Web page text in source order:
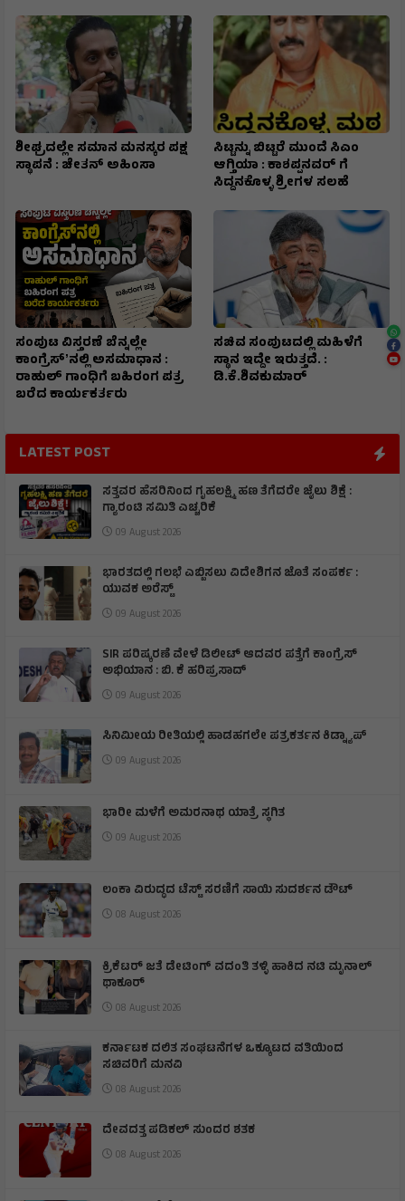
ಶೀಘ್ರದಲ್ಲೇ ಸಮಾನ ಮನಸ್ಕರ ಪಕ್ಷ
ಸ್ಥಾಪನೆ : ಚೇತನ್ ಅಹಿಂಸಾ
ಸಿಟ್ಟನ್ನು ಬಿಟ್ಟರೆ ಮುಂದೆ ಸಿಎಂ
ಆಗ್ತಿಯಾ : ಕಾಶಪ್ಪನವರ್ ಗೆ
ಸಿದ್ದನಕೊಳ್ಳ ಶ್ರೀಗಳ ಸಲಹೆ
ಸಂಪುಟ ವಿಸ್ತರಣೆ ಬೆನ್ನಲ್ಲೇ
ಕಾಂಗ್ರೆಸ್ʼನಲ್ಲಿ ಅಸಮಾಧಾನ :
ರಾಹುಲ್ ಗಾಂಧಿಗೆ ಬಹಿರಂಗ ಪತ್ರ
ಬರೆದ ಕಾರ್ಯಕರ್ತರು
ಸಚಿವ ಸಂಪುಟದಲ್ಲಿ ಮಹಿಳೆಗೆ
ಸ್ಥಾನ ಇದ್ದೇ ಇರುತ್ತದೆ. :
ಡಿ.ಕೆ.ಶಿವಕುಮಾರ್
LATEST POST
ಸತ್ತವರ ಹೆಸರಿನಿಂದ ಗೃಹಲಕ್ಷ್ಮಿ ಹಣ ತೆಗೆದರೇ ಜೈಲು ಶಿಕ್ಷೆ :
ಗ್ಯಾರಂಟಿ ಸಮಿತಿ ಎಚ್ಚರಿಕೆ
09 August 2026
ಭಾರತದಲ್ಲಿ ಗಲಭೆ ಎಬ್ಬಿಸಲು ವಿದೇಶಿಗನ ಜೊತೆ ಸಂಪರ್ಕ :
ಯುವಕ ಅರೆಸ್ಟ್
09 August 2026
SIR ಪರಿಷ್ಕರಣೆ ವೇಳೆ ಡಿಲೀಟ್ ಆದವರ ಪತ್ತೆಗೆ ಕಾಂಗ್ರೆಸ್
ಅಭಿಯಾನ : ಬಿ. ಕೆ ಹರಿಪ್ರಸಾದ್
09 August 2026
ಸಿನಿಮೀಯ ರೀತಿಯಲ್ಲಿ ಹಾಡಹಗಲೇ ಪತ್ರಕರ್ತನ ಕಿಡ್ನ್ಯಾಪ್
09 August 2026
ಭಾರೀ ಮಳೆಗೆ ಅಮರನಾಥ ಯಾತ್ರೆ ಸ್ಥಗಿತ
09 August 2026
ಲಂಕಾ ವಿರುದ್ಧದ ಟೆಸ್ಟ್ ಸರಣಿಗೆ ಸಾಯಿ ಸುದರ್ಶನ ಡೌಟ್
08 August 2026
ಕ್ರಿಕೆಟರ್ ಜತೆ ಡೇಟಿಂಗ್ ವದಂತಿ ತಳ್ಳಿ ಹಾಕಿದ ನಟಿ ಮೃನಾಲ್
ಥಾಕೂರ್
08 August 2026
ಕರ್ನಾಟಕ ದಲಿತ ಸಂಘಟನೆಗಳ ಒಕ್ಕೂಟದ ವತಿಯಿಂದ
ಸಚಿವರಿಗೆ ಮನವಿ
08 August 2026
ದೇವದತ್ತ ಪಡಿಕಲ್ ಸುಂದರ ಶತಕ
08 August 2026